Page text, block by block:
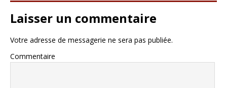
Laisser un commentaire
Votre adresse de messagerie ne sera pas publiée.
Commentaire